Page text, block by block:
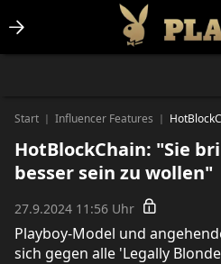
Start | Influencer Features |
HotBlockChain: "Sie
besser sein zu wollen"
27.9.2024 11:56 Uhr
Playboy-Model und
sich gegen alle 'Legally